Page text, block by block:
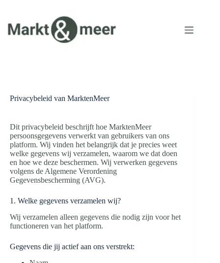
inhoud
Privacybeleid van MarktenMeer
Dit privacybeleid beschrijft hoe MarktenMeer
persoonsgegevens verwerkt van gebruikers van ons
platform. Wij vinden het belangrijk dat je precies weet
welke gegevens wij verzamelen, waarom we dat doen
en hoe we deze beschermen. Wij verwerken gegevens
volgens de Algemene Verordening
Gegevensbescherming (AVG).
1. Welke gegevens verzamelen wij?
Wij verzamelen alleen gegevens die nodig zijn voor het
functioneren van het platform.
Gegevens die jij actief aan ons verstrekt: